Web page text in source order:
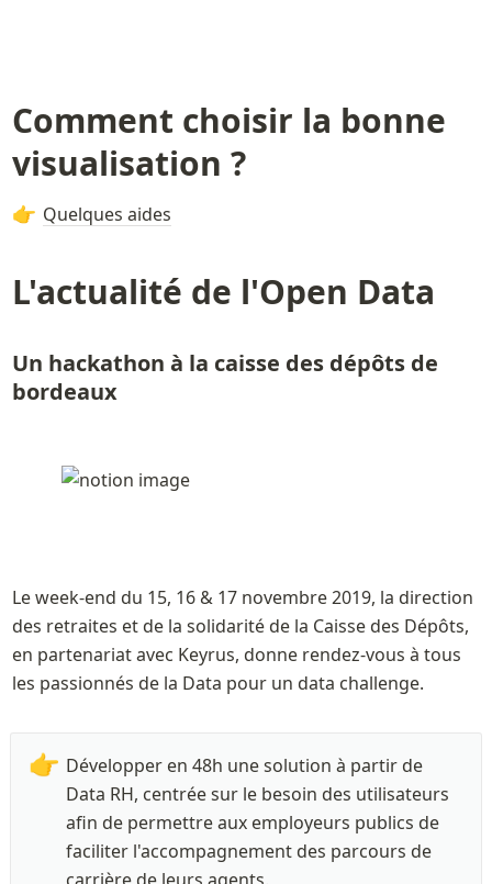
Comment choisir la bonne
visualisation ?
👉 Quelques aides
L'actualité de l'Open Data
Un hackathon à la caisse des dépôts de
bordeaux
Le week-end du 15, 16 & 17 novembre 2019, la direction
des retraites et de la solidarité de la Caisse des Dépôts,
en partenariat avec Keyrus, donne rendez-vous à tous
les passionnés de la Data pour un data challenge.
👉 Développer en 48h une solution à partir de
Data RH, centrée sur le besoin des utilisateurs
afin de permettre aux employeurs publics de
faciliter l'accompagnement des parcours de